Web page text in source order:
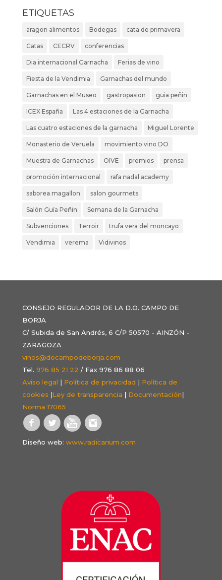
ETIQUETAS
aragon alimentos Bodegas cata de primavera
Catas CECRV conferencias
Dia internacional Garnacha Ferias de vino
Fiesta de la Vendimia Garnachas del mundo
Garnachas en el Museo gastropasion guia peñin
ICEX España Las 4 estaciones de la Garnacha
Las cuatro estaciones de la garnacha Miguel Lorente
Monasterio de Veruela movimiento vino DO
Muestra de Garnachas OIVE premios prensa
promoción internacional rafa nadal academy
saborea magallon salon gourmets
Salón Guía Peñin Semana de la Garnacha
Subvenciones Terroir trufa vera del moncayo
Vendimia verema Vidivinos
CONSEJO REGULADOR DE LA D.O. CAMPO DE
BORJA
C/ Subida de San Andrés, 6 C/P 50570 - AINZÓN -
ZARAGOZA
vinos@docampodeborja.com
Tel. 976 85 21 22 / Fax 976 86 88 06
Aviso legal | Política de privacidad | Política de
cookies |Ley de transparencia | Documentación|
Norma 17065
Diseño web: www.radicarium.com